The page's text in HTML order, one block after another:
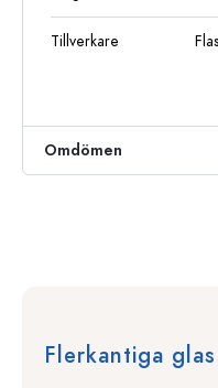
Tillverkare
Omdömen
Flerkantiga glas